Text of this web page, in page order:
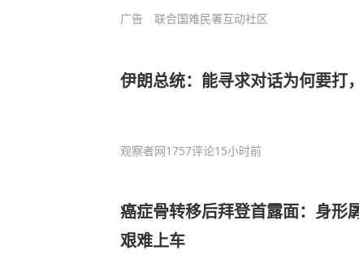
广告 联合国难民署互动社区
伊朗总统：能寻求对话为何要打
观察者网1757评论15小时前
癌症骨转移后拜登首露面：身形
艰难上车